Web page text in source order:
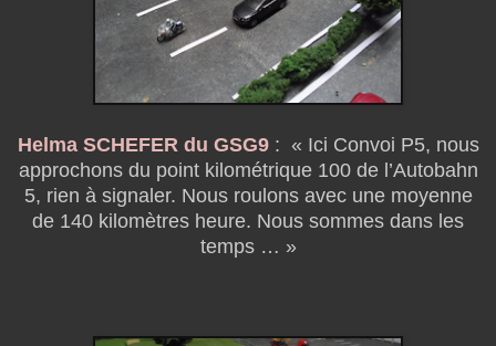
Helma SCHEFER du GSG9 : « Ici Convoi P5, nous
approchons du point kilométrique 100 de l’Autobahn
5, rien à signaler. Nous roulons avec une moyenne
de 140 kilomètres heure. Nous sommes dans les
temps … »